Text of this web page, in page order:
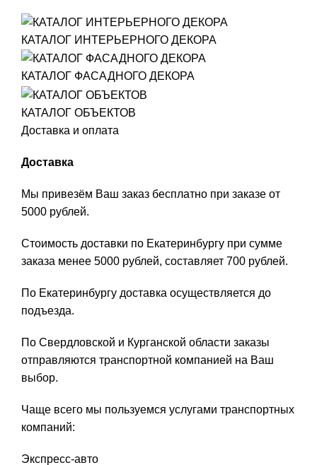
КАТАЛОГ ИНТЕРЬЕРНОГО ДЕКОРА
КАТАЛОГ ФАСАДНОГО ДЕКОРА
КАТАЛОГ ОБЪЕКТОВ
Доставка и оплата
Доставка
Мы привезём Ваш заказ бесплатно при заказе от
5000 рублей.
Стоимость доставки по Екатеринбургу при сумме
заказа менее 5000 рублей, составляет 700 рублей.
По Екатеринбургу доставка осуществляется до
подъезда.
По Свердловской и Курганской области заказы
отправляются транспортной компанией на Ваш
выбор.
Чаще всего мы пользуемся услугами транспортных
компаний:
Экспресс-авто